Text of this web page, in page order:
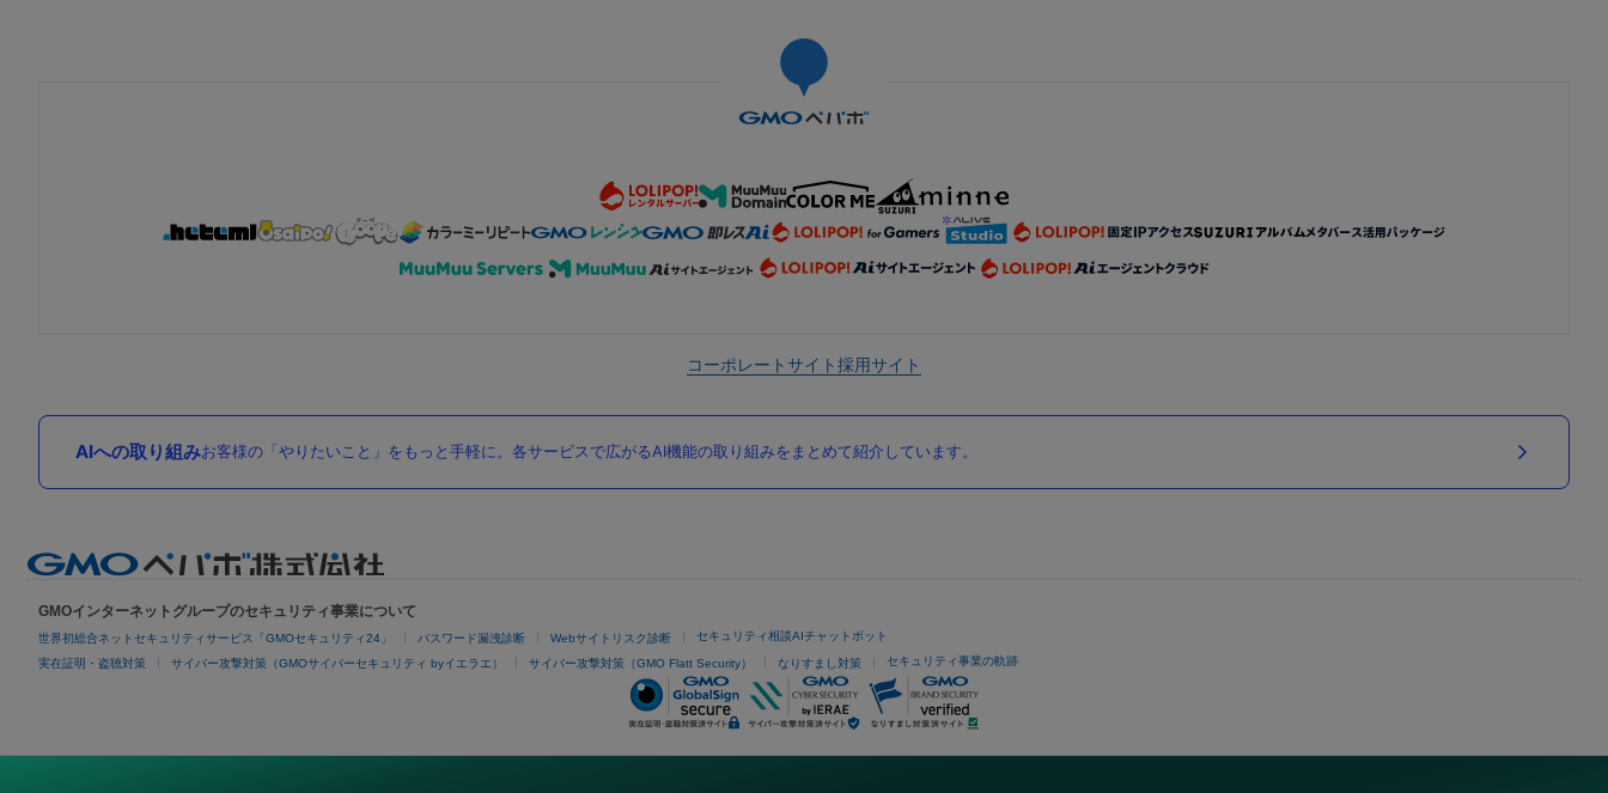
コーポレートサイト採用サイト
AIへの取り組みお客様の「やりたいこと」をもっと手軽に。各サービスで広がるAI機能の取り組みをまとめて紹介しています。
GMOインターネットグループのセキュリティ事業について
世界初総合ネットセキュリティサービス「GMOセキュリティ24」 パスワード漏洩診断 Webサイトリスク診断 セキュリティ相談AIチャットボット
実在証明・盗聴対策 サイバー攻撃対策（GMOサイバーセキュリティ byイエラエ） サイバー攻撃対策（GMO Flatt Security） なりすまし対策 セキュリティ事業の軌跡